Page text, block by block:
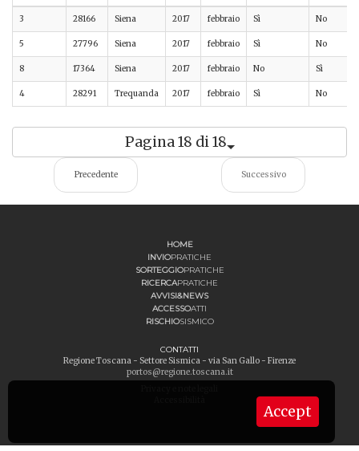
3 28166 Siena 2017 febbraio Sì No
5 27796 Siena 2017 febbraio Sì No
8 17364 Siena 2017 febbraio No Sì
4 28291 Trequanda 2017 febbraio Sì No
Pagina 18 di 18
Precedente Successivo
Accept
HOME
INVIOPRATICHE
SORTEGGIOPRATICHE
RICERCAPRATICHE
AVVISI&NEWS
ACCESSOATTI
RISCHIOSISMICO
CONTATTI
Regione Toscana - Settore Sismica - via San Gallo - Firenze
portos@regione.toscana.it